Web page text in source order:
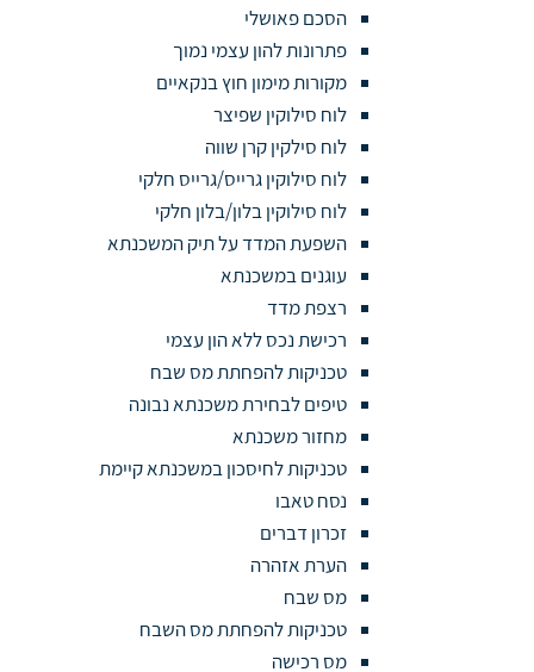
הסכם פאושלי
פתרונות להון עצמי נמוך
מקורות מימון חוץ בנקאיים
לוח סילוקין שפיצר
לוח סילקין קרן שווה
לוח סילוקין גרייס/גרייס חלקי
לוח סילוקין בלון/בלון חלקי
השפעת המדד על תיק המשכנתא
עוגנים במשכנתא
רצפת מדד
רכישת נכס ללא הון עצמי
טכניקות להפחתת מס שבח
טיפים לבחירת משכנתא נבונה
מחזור משכנתא
טכניקות לחיסכון במשכנתא קיימת
נסח טאבו
זכרון דברים
הערת אזהרה
מס שבח
טכניקות להפחתת מס השבח
מס רכישה